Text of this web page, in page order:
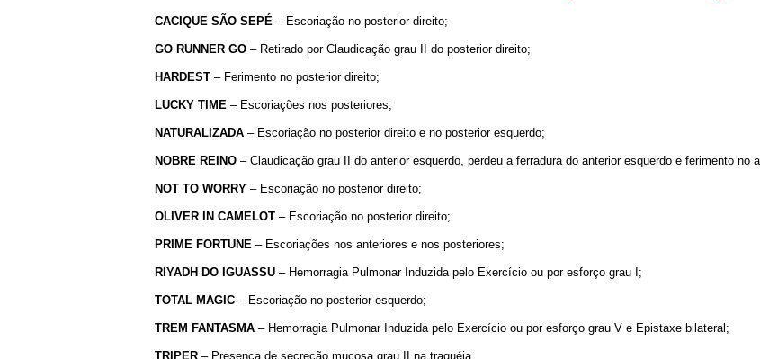
CACIQUE SÃO SEPÉ – Escoriação no posterior direito;
GO RUNNER GO – Retirado por Claudicação grau II do posterior direito;
HARDEST – Ferimento no posterior direito;
LUCKY TIME – Escoriações nos posteriores;
NATURALIZADA – Escoriação no posterior direito e no posterior esquerdo;
NOBRE REINO – Claudicação grau II do anterior esquerdo, perdeu a ferradura do anterior esquerdo e ferimento no
NOT TO WORRY – Escoriação no posterior direito;
OLIVER IN CAMELOT – Escoriação no posterior direito;
PRIME FORTUNE – Escoriações nos anteriores e nos posteriores;
RIYADH DO IGUASSU – Hemorragia Pulmonar Induzida pelo Exercício ou por esforço grau I;
TOTAL MAGIC – Escoriação no posterior esquerdo;
TREM FANTASMA – Hemorragia Pulmonar Induzida pelo Exercício ou por esforço grau V e Epistaxe bilateral;
TRIPER – Presença de secreção mucosa grau II na traquéia.